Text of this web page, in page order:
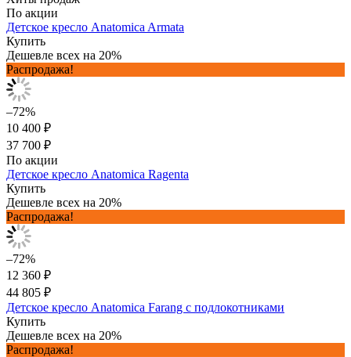
По акции
Детское кресло Anatomica Armata
Купить
Дешевле всех на 20%
Распродажа!
–72%
10 400 ₽
37 700 ₽
По акции
Детское кресло Anatomica Ragenta
Купить
Дешевле всех на 20%
Распродажа!
–72%
12 360 ₽
44 805 ₽
Детское кресло Anatomica Farang с подлокотниками
Купить
Дешевле всех на 20%
Распродажа!